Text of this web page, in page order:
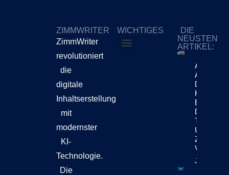
ZIMMWRITER
ZimmWriter
revolutioniert
die
digitale
Inhaltserstellung
mit
modernster
KI-
Technologie.
Die
WICHTIGES
DIE
NEUSTEN
ARTIKEL:
Ali
Abdollahi:
Der Junge
KI-
Der
Und
Zukunft
Verbindet
Jetzt